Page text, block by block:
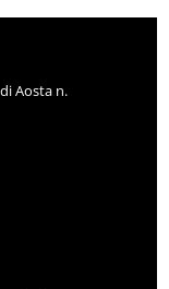
Aosta n.